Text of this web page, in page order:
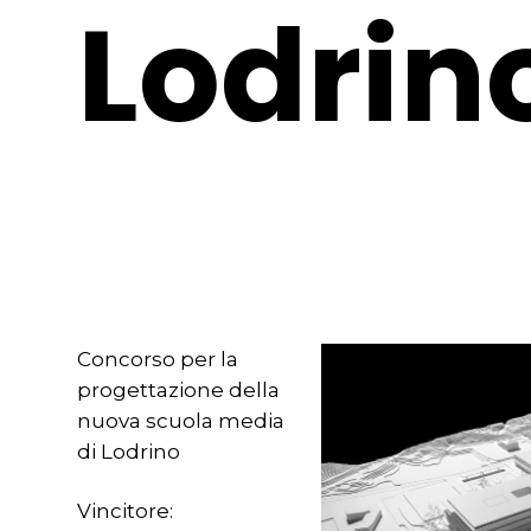
Concorso per la
progettazione della
nuova scuola media
di Lodrino
Vincitore: